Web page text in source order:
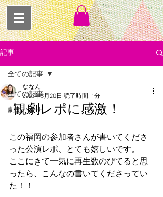
記事
全ての記事
劇団バナナ
全ての記事
観劇レポに感激！
ななん
2023年3月20日 読了時間: 1分
この福岡の参加者さんが書いてくださ
った公演レポ、とても嬉しいです。
ここにきて一気に再生数のびてると思
ったら、こんなの書いてくださってい
た！！